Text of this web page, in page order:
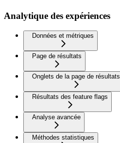
Analytique des expériences
Données et métriques
Page de résultats
Onglets de la page de résultats
Résultats des feature flags
Analyse avancée
Méthodes statistiques